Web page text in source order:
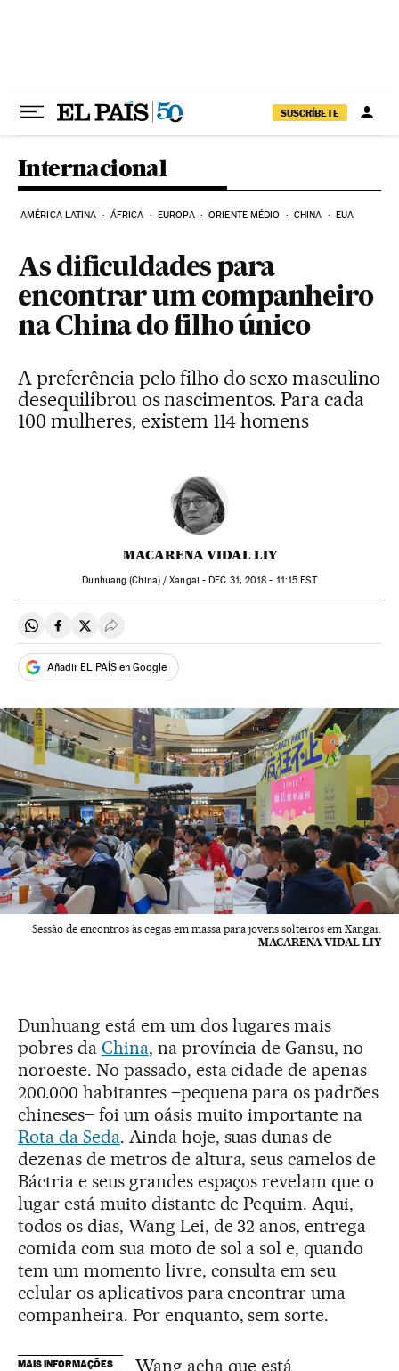
SUSCRÍBETE
Internacional
AMÉRICA LATINA ÁFRICA EUROPA ORIENTE MÉDIO CHINA EUA
As dificuldades para
encontrar um companheiro
na China do filho único
A preferência pelo filho do sexo masculino
desequilibrou os nascimentos. Para cada
100 mulheres, existem 114 homens
MACARENA VIDAL LIY
Dunhuang (China) / Xangai -DEC 31, 2018 - 11:15 EST
Compartir en Whatsapp
Compartir en Facebook
Compartir en Twitter
Desplegar Redes Sociales
Añadir EL PAÍS en Google
Sessão de encontros às cegas em massa para jovens solteiros em Xangai.
MACARENA VIDAL LIY
Dunhuang está em um dos lugares mais
pobres da China, na província de Gansu, no
noroeste. No passado, esta cidade de apenas
200.000 habitantes –pequena para os padrões
chineses– foi um oásis muito importante na
Rota da Seda. Ainda hoje, suas dunas de
dezenas de metros de altura, seus camelos de
Báctria e seus grandes espaços revelam que o
lugar está muito distante de Pequim. Aqui,
todos os dias, Wang Lei, de 32 anos, entrega
comida com sua moto de sol a sol e, quando
tem um momento livre, consulta em seu
celular os aplicativos para encontrar uma
companheira. Por enquanto, sem sorte.
MAIS INFORMAÇÕES
Wang acha que está